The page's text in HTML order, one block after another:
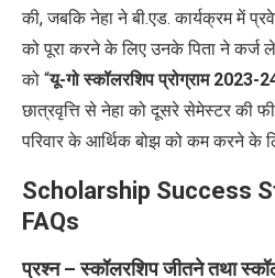
की,जबकि नेहा ने बी.एड. कार्यक्रम में
को पूरा करने के लिए उनके पिता ने कर्ज
को “यू-गो स्कॉलरशिप प्रोग्राम 2023-
छात्रवृत्ति से नेहा को दूसरे सेमेस्टर की
परिवार के आर्थिक बोझ को कम करने के
Scholarship Success
FAQs
प्रश्न – स्कॉलरशिप जीतने तथा